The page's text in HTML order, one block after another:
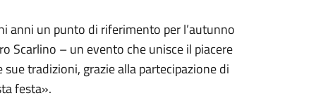
anni un punto di riferimento per l’autunno
Scarlino – un evento che unisce il piacere
tradizioni, grazie alla partecipazione di
festa».